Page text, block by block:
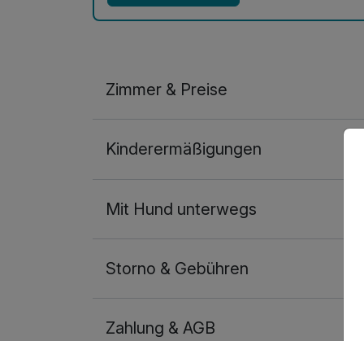
Zimmer & Preise
2 Erwachsene und 1 Kind
Kinderermäßigungen
Mit Hund unterwegs
Storno & Gebühren
Zahlung & AGB